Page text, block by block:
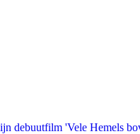
debuutfilm 'Vele Hemels